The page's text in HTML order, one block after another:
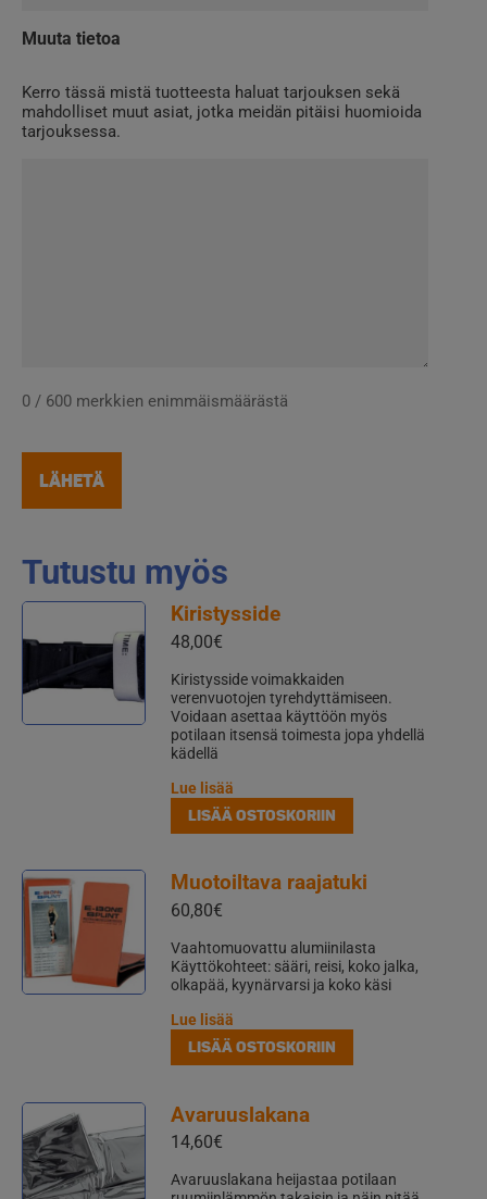
Muuta tietoa
Kerro tässä mistä tuotteesta haluat tarjouksen sekä
mahdolliset muut asiat, jotka meidän pitäisi huomioida
tarjouksessa.
0 / 600 merkkien enimmäismäärästä
Tutustu myös
Kiristysside
48,00€
Kiristysside voimakkaiden
verenvuotojen tyrehdyttämiseen.
Voidaan asettaa käyttöön myös
potilaan itsensä toimesta jopa yhdellä
kädellä
Lue lisää
LISÄÄ OSTOSKORIIN
Muotoiltava raajatuki
60,80€
Vaahtomuovattu alumiinilasta
Käyttökohteet: sääri, reisi, koko jalka,
olkapää, kyynärvarsi ja koko käsi
Lue lisää
LISÄÄ OSTOSKORIIN
Avaruuslakana
14,60€
Avaruuslakana heijastaa potilaan